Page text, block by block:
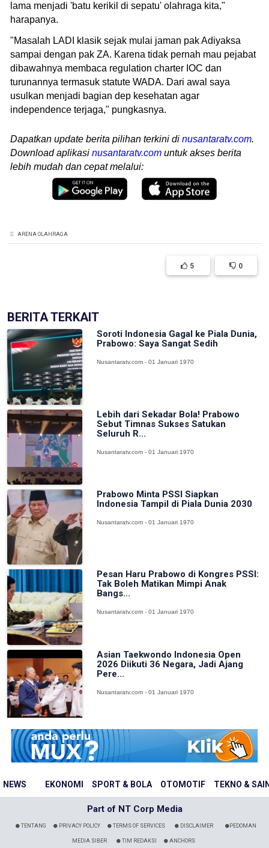
NEWS EKONOMI SPORT & BOLA OTOMOTIF TEKNO &
lama menjadi 'batu kerikil di sepatu' olahraga kita,"
harapanya.
"Masalah LADI klasik sejak mulai jaman pak Adiyaksa
sampai dengan pak ZA. Karena tidak pernah mau pejabat
dibawahnya membaca regulation charter IOC dan
turunannya termasuk statute WADA. Dari awal saya
usulkan menjadi bagian dep kesehatan agar
independence terjaga," pungkasnya.
Dapatkan update berita pilihan terkini di nusantaratv.com.
Download aplikasi nusantaratv.com untuk akses berita
lebih mudah dan cepat melalui:
ARENA OLAHRAGA
5 0
BERITA TERKAIT
Soroti Indonesia Gagal ke Piala Dunia,
Prabowo: Saya Sangat Sedih
Nusantaratv.com - 01 Januari 1970
Lebih dari Sekadar Bola! Prabowo
Sebut Timnas Sukses Satukan
Seluruh R...
Nusantaratv.com - 01 Januari 1970
Prabowo Minta PSSI Siapkan
Indonesia Tampil di Piala Dunia 2030
Nusantaratv.com - 01 Januari 1970
Pesan Haru Prabowo di Kongres PSSI:
Tak Boleh Matikan Mimpi Anak
Bangs...
Nusantaratv.com - 01 Januari 1970
Asian Taekwondo Indonesia Open
2026 Diikuti 36 Negara, Jadi Ajang
Pere...
Nusantaratv.com - 01 Januari 1970
Part of NT Corp Media
TENTANG PRIVACY POLICY TERMS OF SERVICES DISCLAIMER PEDOMAN
MEDIA SIBER TIM REDAKSI ANCHORS